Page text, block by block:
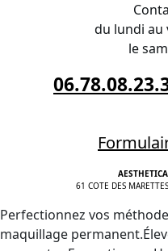
du lundi au
le
61 COTE DES
Perfectionnez vos
maquillage